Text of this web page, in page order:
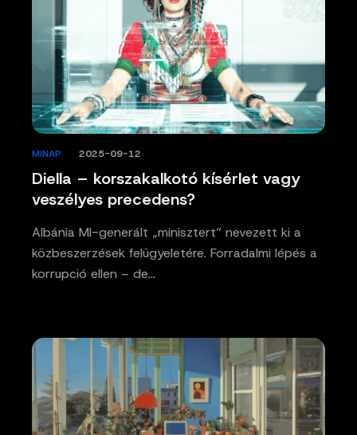
Diella – korszakalkotó kísérlet vagy
veszélyes precedens?
MINAP 2025-09-12
Albánia MI-generált „minisztert” nevezett ki a
közbeszerzések felügyeletére. Forradalmi lépés a
korrupció ellen – de…